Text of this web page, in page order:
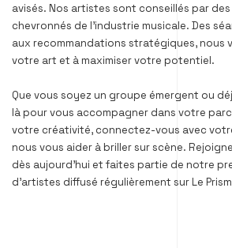
avisés. Nos artistes sont conseillés par
chevronnés de l’industrie musicale. Des
aux recommandations stratégiques, nous
votre art et à maximiser votre potentiel.
Que vous soyez un groupe émergent ou
là pour vous accompagner dans votre
votre créativité, connectez-vous avec
nous vous aider à briller sur scène.
dès aujourd’hui et faites partie de notre
d’artistes diffusé régulièrement sur Le